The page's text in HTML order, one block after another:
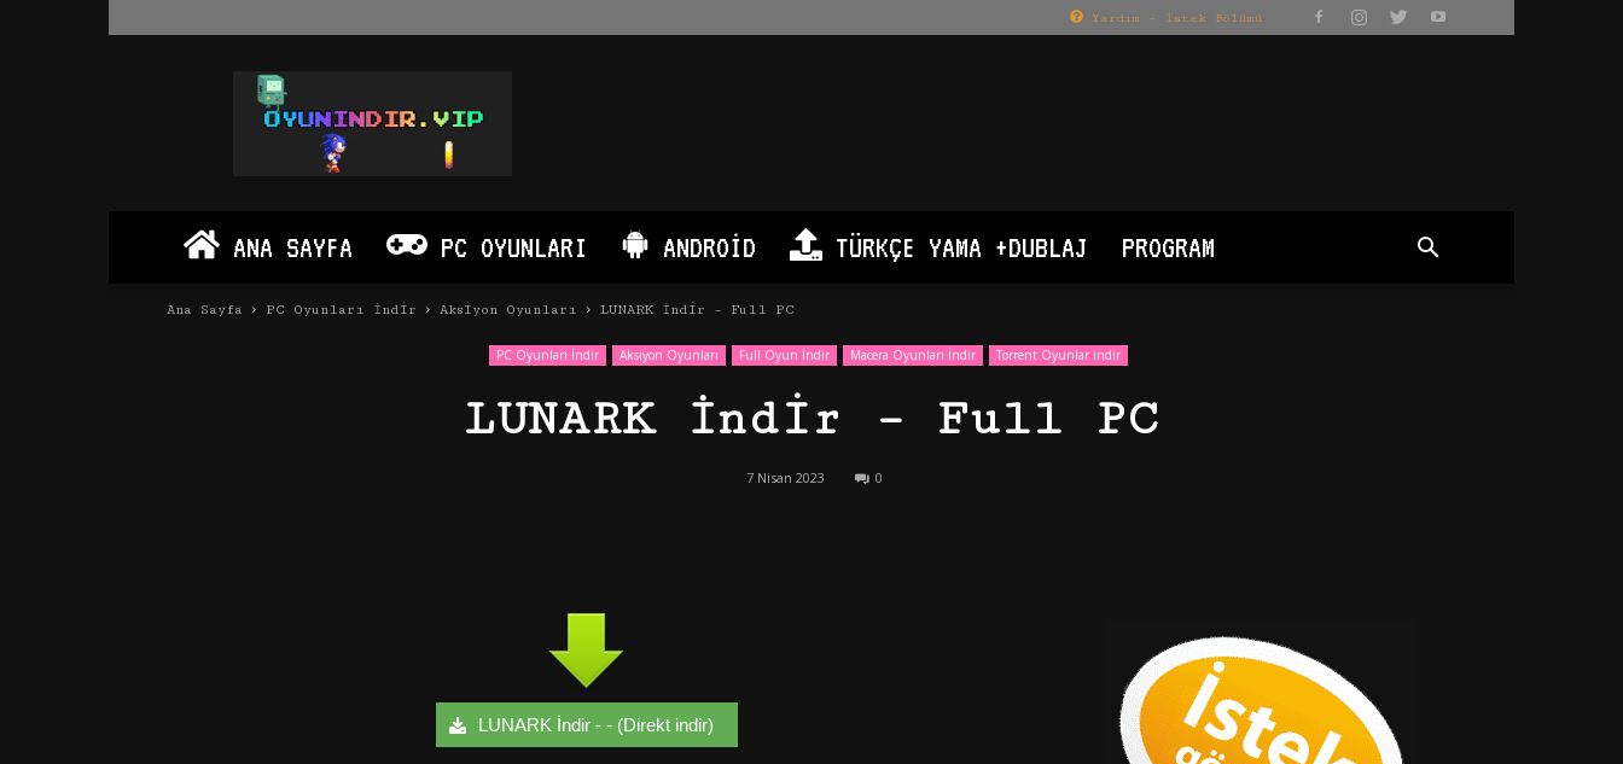
Yardım – İstek Bölümü
Oyun
İndir
PC
Android
ANA SAYFA PC OYUNLARI ANDROID TÜRKÇE YAMA +DUBLAJ PROGRAM
Ana Sayfa PC Oyunları İndir Aksiyon Oyunları LUNARK İndir – Full PC
PC Oyunları İndir Aksiyon Oyunları Full Oyun İndir Macera Oyunları İndir Torrent Oyunlar indir
LUNARK İndir – Full PC
7 Nisan 2023 0
LUNARK İndir - - (Direkt indir)